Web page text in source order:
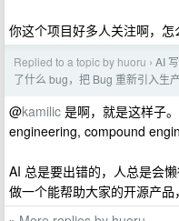
你这个项目好多人关注啊，怎
Replied to a topic by huoru › AI
了什么 bug，把 Bug 重新引入生
@kamilic 是啊，就是这样子
engineering, compound
AI 总是要出错的，人总是会
做一个能帮助大家的开源产品